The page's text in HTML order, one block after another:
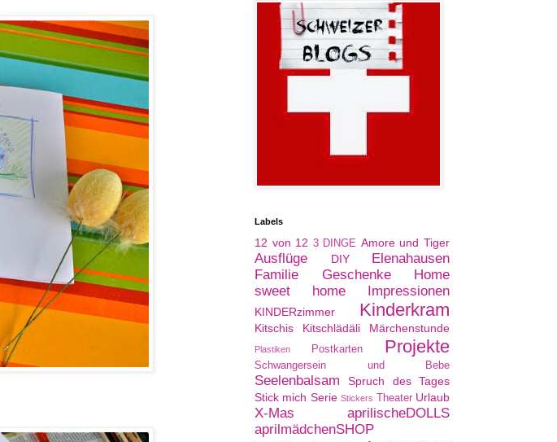
Labels
12 von 12 3 DINGE Amore und Tiger
Ausflüge DIY
Elenahausen
Familie
Geschenke
Home
sweet home
Impressionen
KINDERzimmer Kinderkram
Kitschis Kitschlädäli Märchenstunde
Plastiken Postkarten Projekte
Schwangersein und Bebe
Seelenbalsam
Spruch des Tages
Stick mich Serie Stickers Theater Urlaub
X-Mas
aprilischeDOLLS
aprilmädchenSHOP